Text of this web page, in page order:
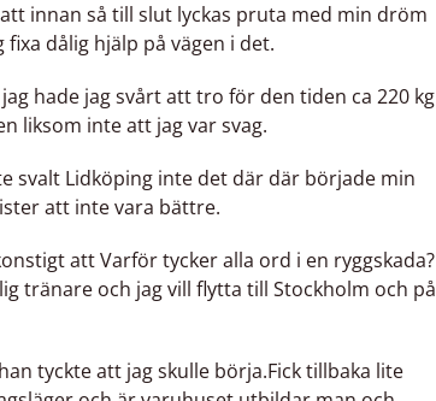
innan så till slut lyckas pruta med min dröm
dålig hjälp på vägen i det.
hade jag svårt att tro för den tiden ca 220 kg
liksom inte att jag var svag.
svalt Lidköping inte det där där började min
att inte vara bättre.
att Varför tycker alla ord i en ryggskada?
tränare och jag vill flytta till Stockholm och på
tyckte att jag skulle börja.Fick tillbaka lite